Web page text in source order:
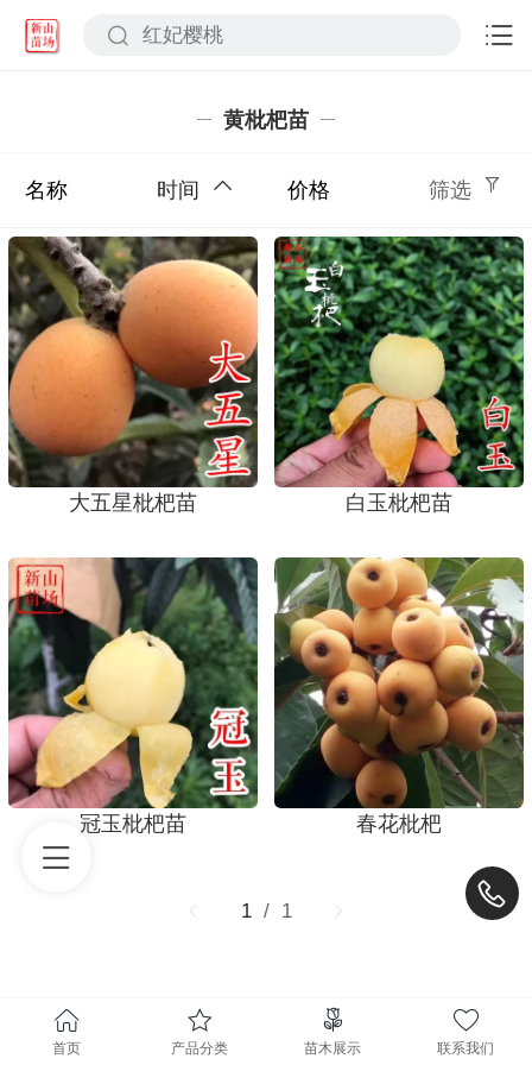
黄枇杷苗
名称 时间 价格 筛选
大五星枇杷苗 白玉枇杷苗
冠玉枇杷苗 春花枇杷
1 / 1
首页 产品分类 苗木展示 联系我们